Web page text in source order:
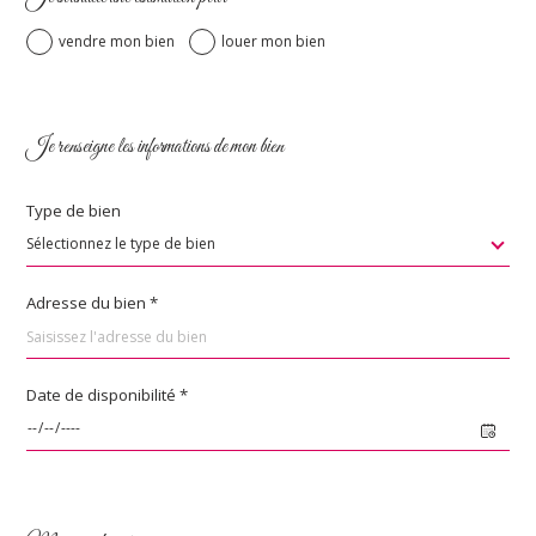
Fieldset
par
Je sélectionne le type de bien
appartement
**
défaut
vendre mon bien louer mon bien
par
défaut
Je renseigne les informations de mon bien
Type de bien
Sélectionnez le type de bien
Adresse du bien *
Date de disponibilité *